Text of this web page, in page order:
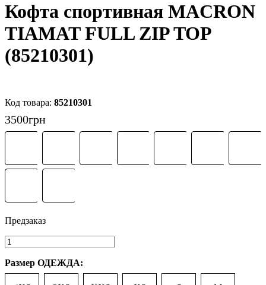
Кофта спортивная MACRON
TIAMAT FULL ZIP TOP
(85210301)
85210301
3500грн
Размер ОДЕЖДА: